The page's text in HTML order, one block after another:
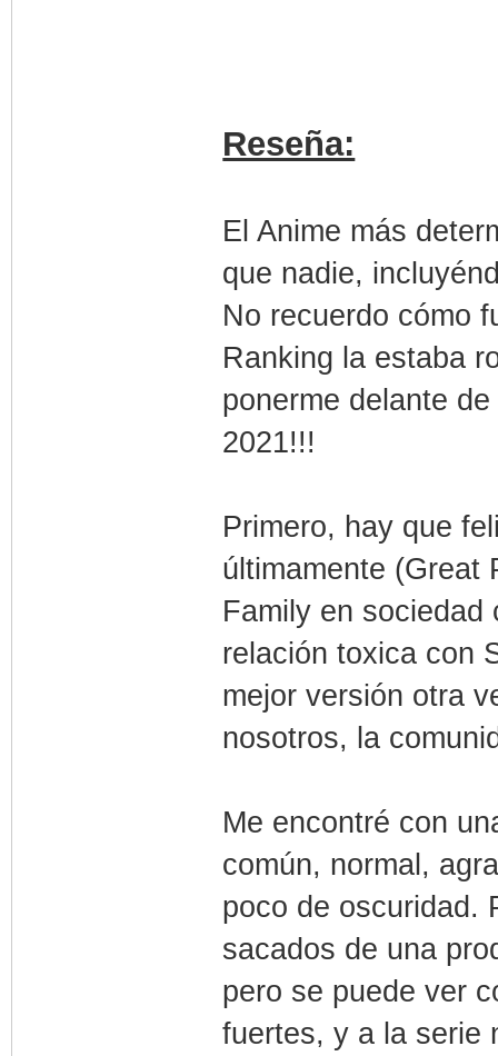
Reseña:
El Anime más
que nadie,
No recuerdo cómo
Ranking la estaba
ponerme delante
2021!!!
Primero, hay que
últimamente (Great
Family en sociedad
relación toxica con
mejor versión otra
nosotros, la
Me encontré con
común, normal,
poco de oscuridad.
sacados de una
pero se puede ver
fuertes, y a la serie